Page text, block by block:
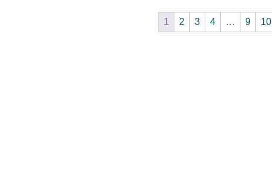
1 2 3 4 … 9 10